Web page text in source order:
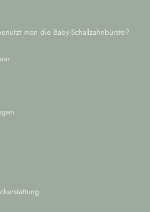
man die Baby-Schallzahnbürste?